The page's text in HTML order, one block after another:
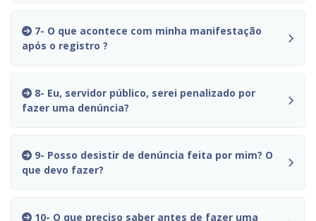
após o registro ?
fazer uma denúncia?
que devo fazer?